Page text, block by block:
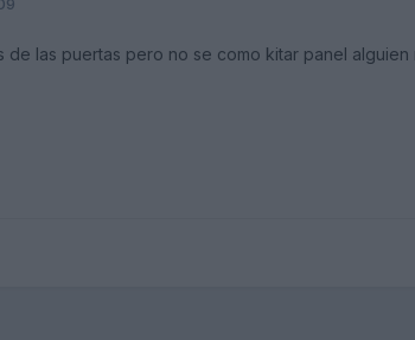
de las puertas pero no se como kitar panel